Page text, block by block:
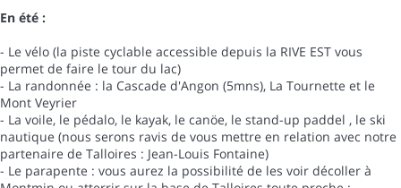
En été :
- Le vélo (la piste cyclable accessible depuis la RIVE EST vous
permet de faire le tour du lac)
- La randonnée : la Cascade d'Angon (5mns), La Tournette et le
Mont Veyrier
- La voile, le pédalo, le kayak, le canöe, le stand-up paddel , le ski
nautique (nous serons ravis de vous mettre en relation avec notre
partenaire de Talloires : Jean-Louis Fontaine)
- Le parapente : vous aurez la possibilité de les voir décoller à